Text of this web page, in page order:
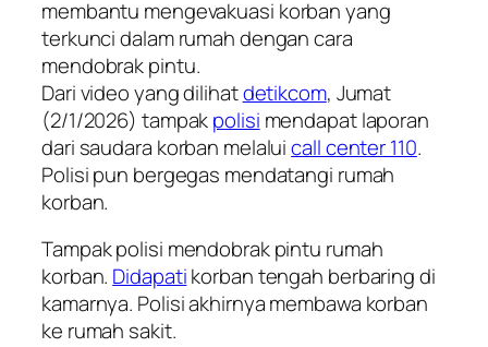
membantu mengevakuasi korban yang
terkunci dalam rumah dengan cara
mendobrak pintu.
Dari video yang dilihatdetikcom, Jumat
(2/1/2026) tampakpolisi mendapat laporan
dari saudara korban melaluicall center 110.
Polisi pun bergegas mendatangi rumah
korban.
Tampak polisi mendobrak pintu rumah
korban. Didapatikorban tengah berbaring di
kamarnya. Polisi akhirnya membawa korban
ke rumah sakit.